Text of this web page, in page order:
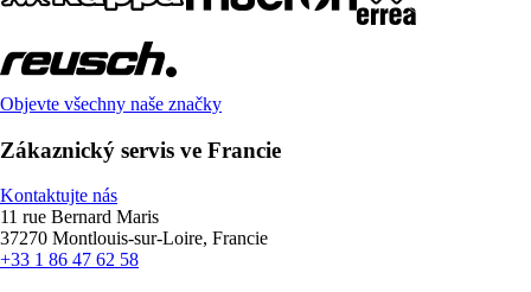
Objevte všechny naše značky
Zákaznický servis ve Francie
Kontaktujte nás
11 rue Bernard Maris
37270 Montlouis-sur-Loire, Francie
+33 1 86 47 62 58